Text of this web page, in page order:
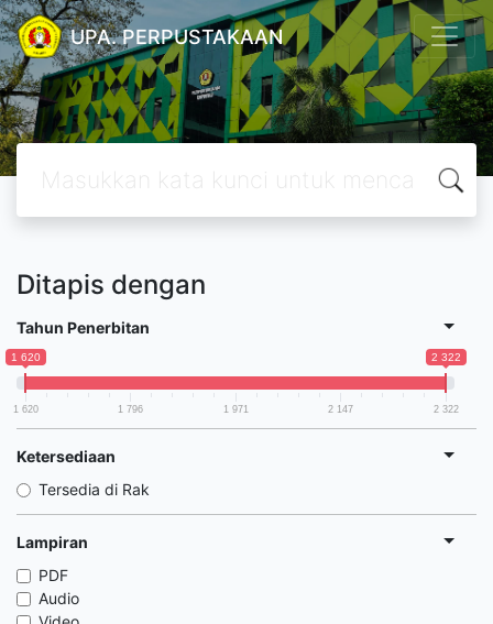
UPA. PERPUSTAKAAN
Ditapis dengan
Tahun Penerbitan
1 620 2 322
1 620 1 796 1 971 2 147 2 322
Ketersediaan
Tersedia di Rak
Lampiran
PDF
Audio